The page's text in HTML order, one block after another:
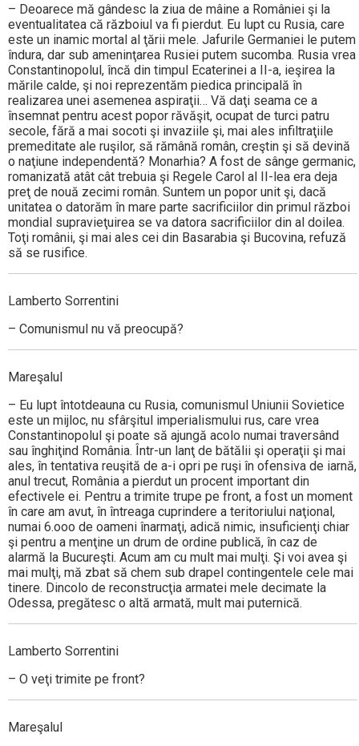
– Deoarece mă gândesc la ziua de mâine a României şi la
eventualitatea că războiul va fi pierdut. Eu lupt cu Rusia, care
este un inamic mortal al ţării mele. Jafurile Germaniei le putem
îndura, dar sub ameninţarea Rusiei putem sucomba. Rusia vrea
Constantinopolul, încă din timpul Ecaterinei a II-a, ieşirea la
mările calde, şi noi reprezentăm piedica principală în
realizarea unei asemenea aspiraţii… Vă daţi seama ce a
însemnat pentru acest popor răvăşit, ocupat de turci patru
secole, fără a mai socoti şi invaziile şi, mai ales infiltraţiile
premeditate ale ruşilor, să rămână român, creştin şi să devină
o naţiune independentă? Monarhia? A fost de sânge germanic,
romanizată atât cât trebuia şi Regele Carol al II-lea era deja
preţ de nouă zecimi român. Suntem un popor unit şi, dacă
unitatea o datorăm în mare parte sacrificiilor din primul război
mondial supravieţuirea se va datora sacrificiilor din al doilea.
Toţi românii, şi mai ales cei din Basarabia şi Bucovina, refuză
să se rusifice.
Lamberto Sorrentini
– Comunismul nu vă preocupă?
Mareşalul
– Eu lupt întotdeauna cu Rusia, comunismul Uniunii Sovietice
este un mijloc, nu sfârşitul imperialismului rus, care vrea
Constantinopolul şi poate să ajungă acolo numai traversând
sau înghiţind România. Într-un lanţ de bătălii şi operaţii şi mai
ales, în tentativa reuşită de a-i opri pe ruşi în ofensiva de iarnă,
anul trecut, România a pierdut un procent important din
efectivele ei. Pentru a trimite trupe pe front, a fost un moment
în care am avut, în întreaga cuprindere a teritoriului naţional,
numai 6.ooo de oameni înarmaţi, adică nimic, insuficienţi chiar
şi pentru a menţine un drum de ordine publică, în caz de
alarmă la Bucureşti. Acum am cu mult mai mulţi. Şi voi avea şi
mai mulţi, mă zbat să chem sub drapel contingentele cele mai
tinere. Dincolo de reconstrucţia armatei mele decimate la
Odessa, pregătesc o altă armată, mult mai puternică.
Lamberto Sorrentini
– O veţi trimite pe front?
Mareşalul